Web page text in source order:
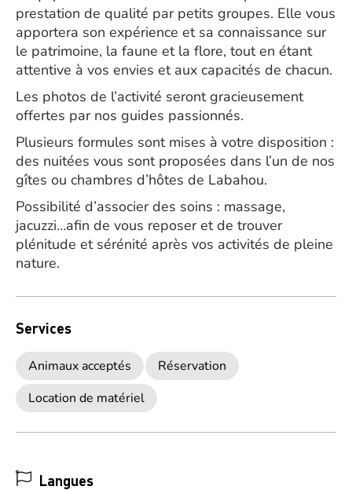
prestation de qualité par petits groupes. Elle vous
apportera son expérience et sa connaissance sur
le patrimoine, la faune et la flore, tout en étant
attentive à vos envies et aux capacités de chacun.
Les photos de l’activité seront gracieusement
offertes par nos guides passionnés.
Plusieurs formules sont mises à votre disposition :
des nuitées vous sont proposées dans l’un de nos
gîtes ou chambres d’hôtes de Labahou.
Possibilité d’associer des soins : massage,
jacuzzi…afin de vous reposer et de trouver
plénitude et sérénité après vos activités de pleine
nature.
Services
Animaux acceptés
Réservation
Location de matériel
Langues